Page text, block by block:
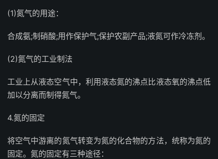
(1)氮气的用途：
合成氨;制硝酸;用作保护气;保护农副产品;液氮可作冷冻剂。
(2)氮气的工业制法
工业上从液态空气中，利用液态氮的沸点比液态氧的沸点低
加以分离而制得氮气。
4.氮的固定
将空气中游离的氮气转变为氮的化合物的方法，统称为氮的
固定。氮的固定有三种途径：